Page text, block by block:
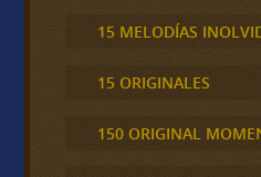
15 MELODÍAS
15 ORIGINALES
150 ORIGINAL